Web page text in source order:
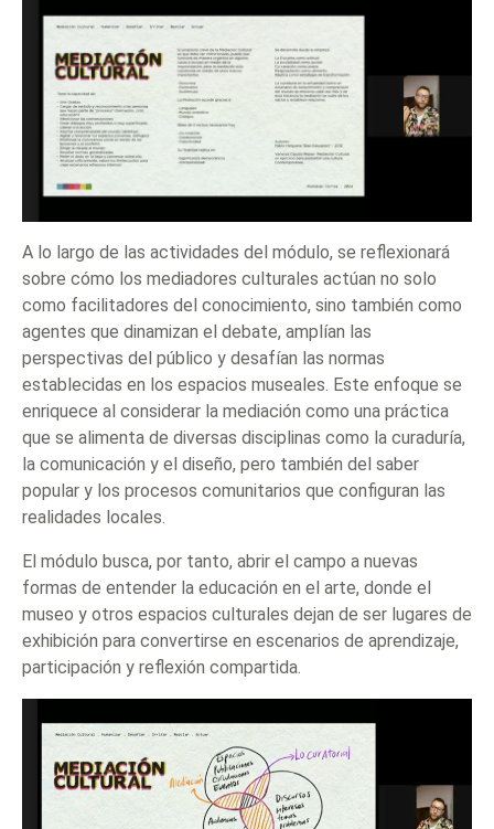
A lo largo de las actividades del módulo, se reflexionará
sobre cómo los mediadores culturales actúan no solo
como facilitadores del conocimiento, sino también como
agentes que dinamizan el debate, amplían las
perspectivas del público y desafían las normas
establecidas en los espacios museales. Este enfoque se
enriquece al considerar la mediación como una práctica
que se alimenta de diversas disciplinas como la curaduría,
la comunicación y el diseño, pero también del saber
popular y los procesos comunitarios que configuran las
realidades locales.
El módulo busca, por tanto, abrir el campo a nuevas
formas de entender la educación en el arte, donde el
museo y otros espacios culturales dejan de ser lugares de
exhibición para convertirse en escenarios de aprendizaje,
participación y reflexión compartida.